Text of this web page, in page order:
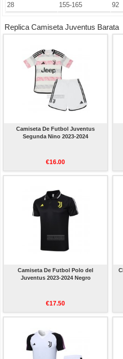
28
155-165 92
Replica Camiseta Juventus Barata
Camiseta De Futbol Juventus
Segunda Nino 2023-2024
€16.00
Camiseta De Futbol Polo del
Juventus 2023-2024 Negro
€17.50